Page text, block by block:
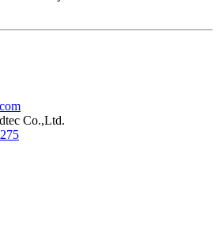
Co.,Ltd.